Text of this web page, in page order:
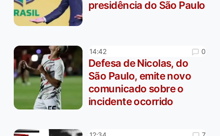
presidência do São Paulo
14:42 0
Defesa de Nicolas, do
São Paulo, emite novo
comunicado sobre o
incidente ocorrido